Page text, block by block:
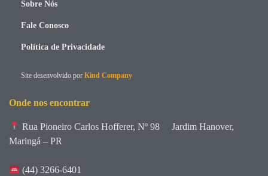
Sobre Nós
Fale Conosco
Política de Privacidade
Site desenvolvido por Kind Company
Onde nos encontrar
Rua Pioneiro Carlos Hofferer, Nº 98
Jardim Hanover,
Maringá – PR
(44) 3266-6401